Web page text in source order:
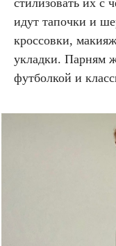
стилизовать их с
идут тапочки и
кроссовки,
укладки. Парням
футболкой и